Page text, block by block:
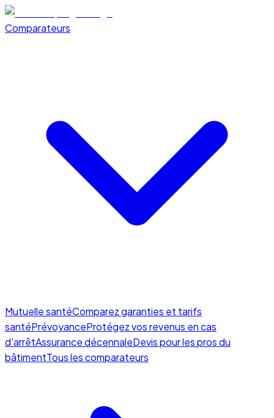
Comparateurs
Mutuelle santéComparez garanties et tarifs
santéPrévoyanceProtégez vos revenus en cas
d'arrêtAssurance décennaleDevis pour les pros du
bâtimentTous les comparateurs